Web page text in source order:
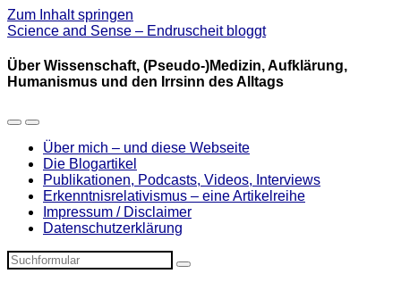
Zum Inhalt springen
Science and Sense – Endruscheit bloggt
Über Wissenschaft, (Pseudo-)Medizin, Aufklärung,
Humanismus und den Irrsinn des Alltags
Mobil-
umschalten
Suchfeld
umschalten
Über mich – und diese Webseite
Die Blogartikel
Publikationen, Podcasts, Videos, Interviews
Erkenntnisrelativismus – eine Artikelreihe
Impressum / Disclaimer
Datenschutzerklärung
Suchen